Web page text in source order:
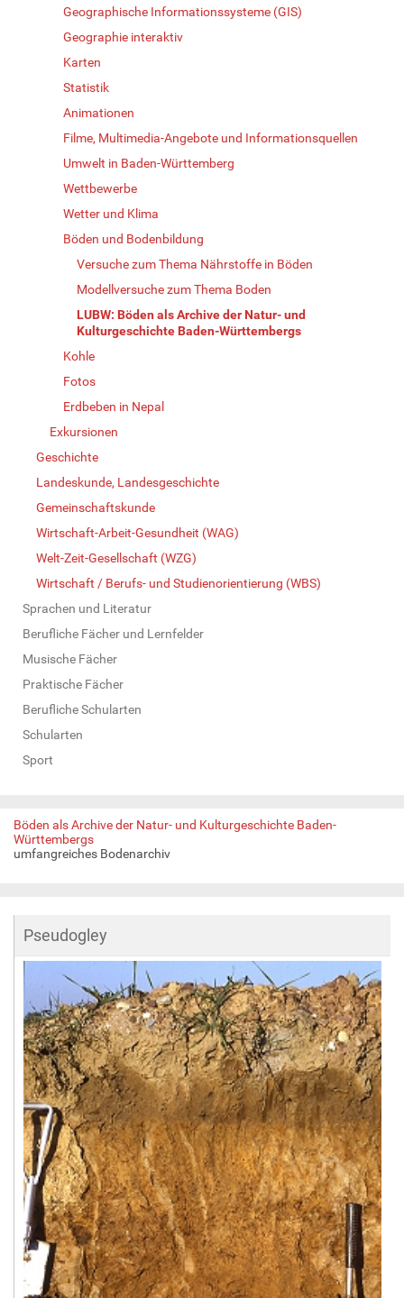
Geographische Informationssysteme (GIS)
Geographie interaktiv
Karten
Statistik
Animationen
Filme, Multimedia-Angebote und Informationsquellen
Umwelt in Baden-Württemberg
Wettbewerbe
Wetter und Klima
Böden und Bodenbildung
Versuche zum Thema Nährstoffe in Böden
Modellversuche zum Thema Boden
LUBW: Böden als Archive der Natur- und
Kulturgeschichte Baden-Württembergs
Kohle
Fotos
Erdbeben in Nepal
Exkursionen
Geschichte
Landeskunde, Landesgeschichte
Gemeinschaftskunde
Wirtschaft-Arbeit-Gesundheit (WAG)
Welt-Zeit-Gesellschaft (WZG)
Wirtschaft / Berufs- und Studienorientierung (WBS)
Sprachen und Literatur
Berufliche Fächer und Lernfelder
Musische Fächer
Praktische Fächer
Berufliche Schularten
Schularten
Sport
Böden als Archive der Natur- und Kulturgeschichte Baden-
Württembergs
umfangreiches Bodenarchiv
Pseudogley